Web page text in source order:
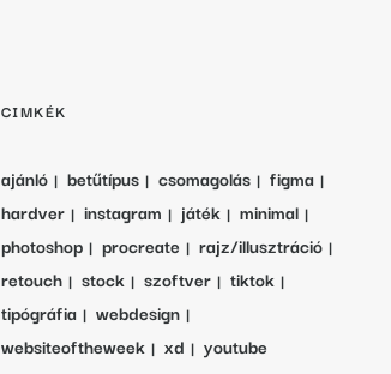
CIMKÉK
ajánló betűtípus csomagolás
figma
hardver
instagram játék
minimal
photoshop
procreate
rajz/illusztráció
retouch
stock szoftver
tiktok
tipógráfia
webdesign
websiteoftheweek
xd youtube